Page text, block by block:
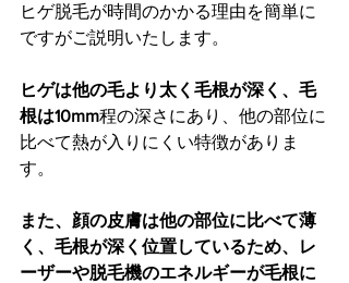
ヒゲ脱毛が時間のかかる理由を簡単に
ですがご説明いたします。
ヒゲは他の毛より太く毛根が深く、毛
根は10mm程の深さにあり、他の部位に
比べて熱が入りにくい特徴がありま
す。
また、顔の皮膚は他の部位に比べて薄
く、毛根が深く位置しているため、レ
ーザーや脱毛機のエネルギーが毛根に